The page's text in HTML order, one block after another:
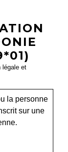
légale et
la personne
sur une